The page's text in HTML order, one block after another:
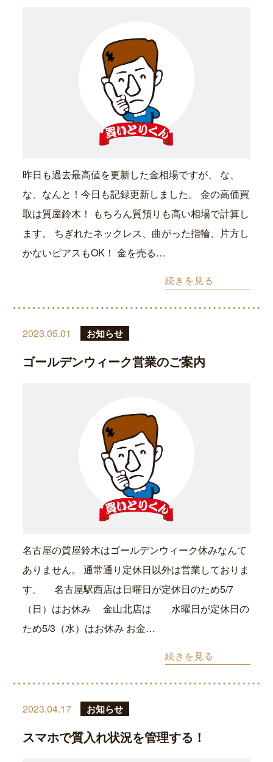
昨日も過去最高値を更新した金相場ですが、 な、
な、なんと！今日も記録更新しました。 金の高価買
取は質屋鈴木！ もちろん質預りも高い相場で計算し
ます。 ちぎれたネックレス、曲がった指輪、片方し
かないピアスもOK！ 金を売る…
続きを見る
2023.05.01 お知らせ
ゴールデンウィーク営業のご案内
名古屋の質屋鈴木はゴールデンウィーク休みなんて
ありません。 通常通り定休日以外は営業しておりま
す。 名古屋駅西店は日曜日が定休日のため5/7
（日）はお休み 金山北店は 水曜日が定休日の
ため5/3（水）はお休み お金…
続きを見る
2023.04.17 お知らせ
スマホで質入れ状況を管理する！